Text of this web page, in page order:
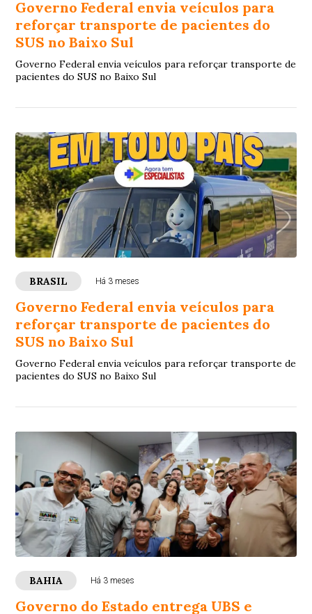
Governo Federal envia veículos para
reforçar transporte de pacientes do
SUS no Baixo Sul
Governo Federal envia veículos para reforçar transporte de
pacientes do SUS no Baixo Sul
BRASIL Há 3 meses
Governo Federal envia veículos para
reforçar transporte de pacientes do
SUS no Baixo Sul
Governo Federal envia veículos para reforçar transporte de
pacientes do SUS no Baixo Sul
BAHIA Há 3 meses
Governo do Estado entrega UBS e